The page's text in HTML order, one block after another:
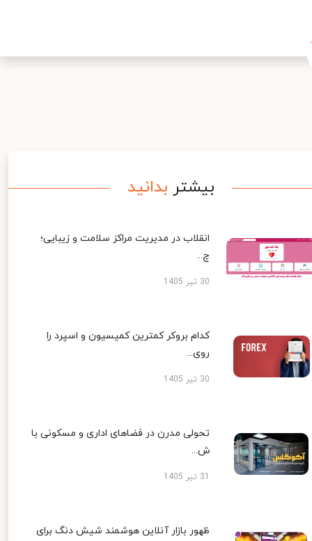
بیشتر بدانید
انقلاب در مدیریت مراکز سلامت و زیبایی؛
چ...
30 تیر 1405
کدام بروکر کمترین کمیسیون و اسپرد را
روی...
30 تیر 1405
تحولی مدرن در فضاهای اداری و مسکونی با
ش...
ظهور بازار آنلاین هوشمند شیش دنگ برای